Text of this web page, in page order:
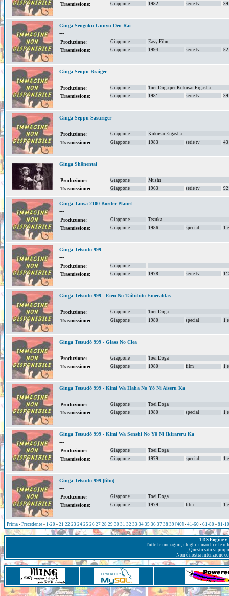
Trasmissione: Giappone 1982 serie tv 39
Ginga Sengoku Gunyū Den Rai
---
Produzione:
Giappone Easy Film
Trasmissione: Giappone 1994 serie tv 52
Ginga Senpu Braiger
---
Produzione:
Giappone Toei Doga per Kokusai Eigasha
Trasmissione: Giappone 1981 serie tv 39
Ginga Seppu Sasuriger
---
Produzione:
Giappone Kokusai Eigasha
Trasmissione: Giappone 1983 serie tv 43
Ginga Shōnentai
---
Produzione:
Giappone Mushi
Trasmissione: Giappone 1963 serie tv 92
Ginga Tansa 2100 Border Planet
---
Produzione:
Giappone Tezuka
Trasmissione: Giappone 1986 special 1
Ginga Tetsudō 999
---
Produzione:
Giappone
Trasmissione: Giappone 1978 serie tv
Ginga Tetsudō 999 - Eien No Taibibito Emeraldas
---
Produzione:
Giappone Toei Doga
Trasmissione: Giappone 1980 special 1
Ginga Tetsudō 999 - Glass No Clea
---
Produzione:
Giappone Toei Doga
Trasmissione: Giappone 1980 film 1
Ginga Tetsudō 999 - Kimi Wa Haha No Yō Ni Aiseru Ka
---
Produzione:
Giappone Toei Doga
Trasmissione: Giappone 1980 special 1
Ginga Tetsudō 999 - Kimi Wa Senshi No Yō Ni Ikirareru Ka
---
Produzione:
Giappone Toei Doga
Trasmissione: Giappone 1979 special 1
Ginga Tetsudō 999 [film]
---
Produzione:
Giappone Toei Doga
Trasmissione: Giappone 1979 film 1
Prima - Precedente - 1-20 - 21 22 23 24 25 26 27 28 29 30 31 32 33 34 35 36 37 38 39 [40] - 41-60 - 61-80 - 81-
TDS Engine
Tutte le immagini, i loghi, i marchi e le
Questo sito si
Non è nostra intenzione